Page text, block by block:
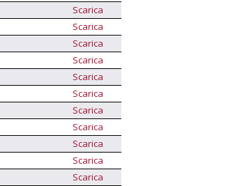
Scarica
Scarica
Scarica
Scarica
Scarica
Scarica
Scarica
Scarica
Scarica
Scarica
Scarica